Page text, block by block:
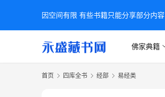
佛家典籍
首页 四库全书 经部 易经类
因空间有限 有些书籍只能分享部分内容